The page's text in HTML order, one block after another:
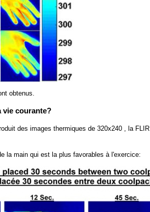
obtenus.
vie courante?
des images thermiques de 320x240 , la FLIR
la main qui est la plus favorables à l'exercice: